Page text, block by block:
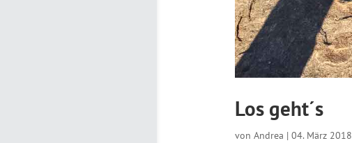
Los geht´s
von Andrea | 04. März 2018